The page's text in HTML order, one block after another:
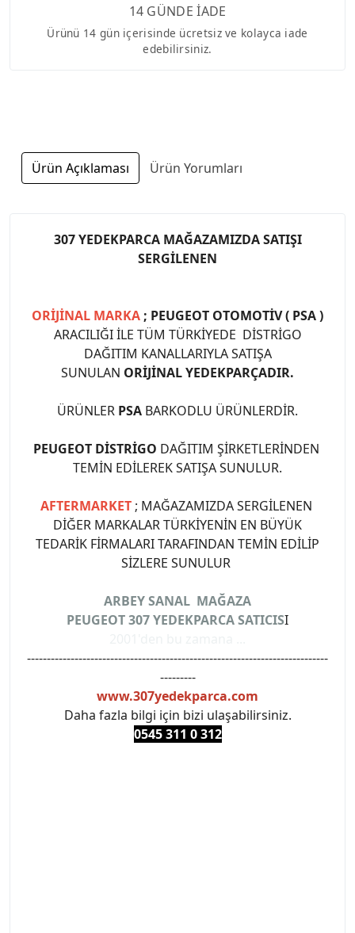
14 GÜNDE İADE
Ürünü 14 gün içerisinde ücretsiz ve kolayca iade
edebilirsiniz.
Ürün Açıklaması Ürün Yorumları
307 YEDEKPARCA MAĞAZAMIZDA SATIŞI
SERGİLENEN
ORİJİNAL MARKA ; PEUGEOT OTOMOTİV ( PSA )
ARACILIĞI İLE TÜM TÜRKİYEDE DİSTRİGO
DAĞITIM KANALLARIYLA SATIŞA
SUNULAN ORİJİNAL YEDEKPARÇADIR.
ÜRÜNLER PSA BARKODLU ÜRÜNLERDİR.
PEUGEOT DİSTRİGO DAĞITIM ŞİRKETLERİNDEN
TEMİN EDİLEREK SATIŞA SUNULUR.
AFTERMARKET ; MAĞAZAMIZDA SERGİLENEN
DİĞER MARKALAR TÜRKİYENİN EN BÜYÜK
TEDARİK FİRMALARI TARAFINDAN TEMİN EDİLİP
SİZLERE SUNULUR
ARBEY SANAL MAĞAZA
PEUGEOT 307 YEDEKPARCA SATICISI
----------------------------------------------------------------------------
---------
www.307yedekparca.com
Daha fazla bilgi için bizi ulaşabilirsiniz.
0545 311 0 312